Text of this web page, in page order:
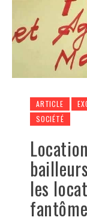
ARTICLE
SOCIÉTÉ
les